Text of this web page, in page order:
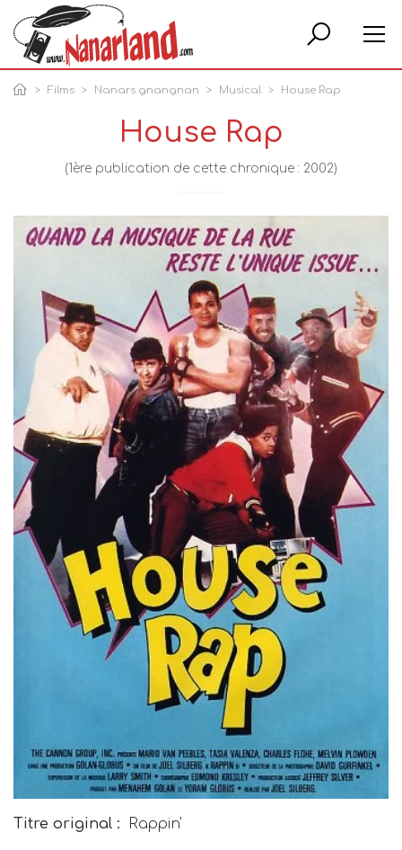
Films Nanars gnangnan Musical House Rap
House Rap
(1ère publication de cette chronique : 2002)
Titre original : Rappin'